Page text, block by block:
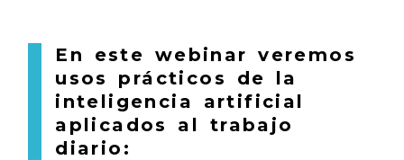
En este webinar veremos
usos prácticos de la
inteligencia artificial
aplicados al trabajo
diario: